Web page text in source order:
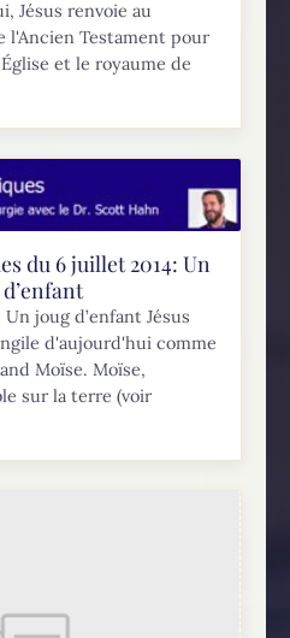
Jésus renvoie au
l'Ancien Testament pour
et le royaume de
du 6 juillet 2014: Un
joug d’enfant Jésus
d'aujourd'hui comme
Moïse. Moïse,
sur la terre (voir